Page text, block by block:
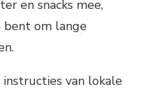
en snacks mee,
bent om lange
van lokale